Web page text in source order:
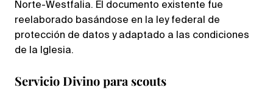
Norte-Westfalia. El documento existente fue
reelaborado basándose en la ley federal de
protección de datos y adaptado a las condiciones
de la Iglesia.
Servicio Divino para scouts